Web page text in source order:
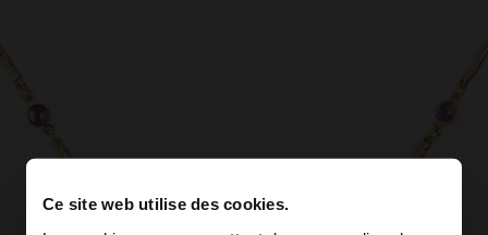
Ce site web utilise des cookies.